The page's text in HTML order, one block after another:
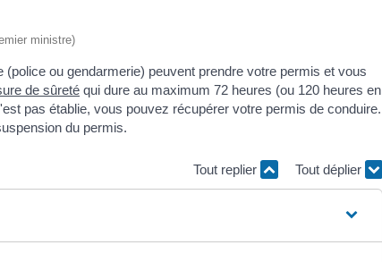
ministre)
ou gendarmerie) peuvent prendre votre permis et vous
de sûreté qui dure au maximum 72 heures (ou 120 heures en
pas établie, vous pouvez récupérer votre permis de conduire.
du permis.
Tout replier Tout déplier